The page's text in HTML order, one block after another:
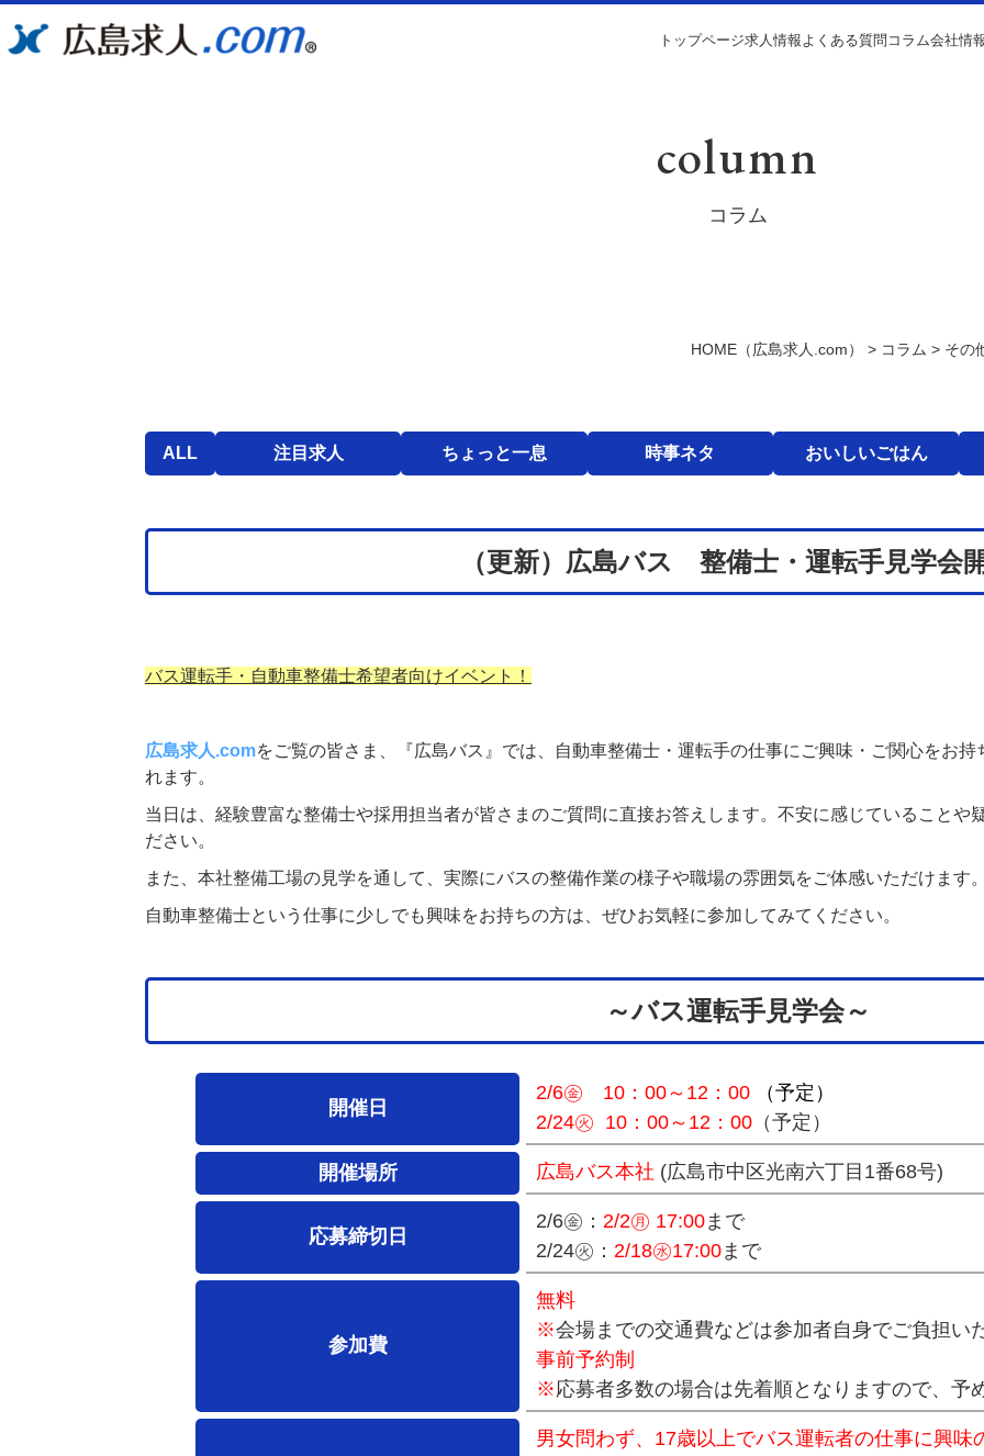
トップページ求人情報よくある質問 コラム会社情
column
コラム
HOME （広島求人.com） > コラム > その
ALL 注目求人 ちょっと一息 時事ネタ おいしいごはん
（更新）広島バス 整備士・運転手見学会
バス運転手・自動車整備士希望者向けイベント！
広島求人.comをご覧の皆さま、
『広島バス』では、自動車整備士・運転手の仕事にご興味・ご関心をお
れます。
当日は、経験豊富な整備士や採用担当者が皆さまのご質問に直接お答えします。不安に感じていることや
ださい。
また、本社整備工場の見学を通して、実際にバスの整備作業の様子や職場の雰囲気をご体感いただけます。
自動車整備士という仕事に少しでも興味をお持ちの方は、ぜひお気軽に参加してみてください。
～バス運転手見学会～
開催日
2/6㊎ 10：00～12：00
（予定）
2/24㊋ 10：00～12：00 （予定）
開催場所 広島バス本社 (広島市中区光南六丁目1番68号)
応募締切日
2/6㊎： 2/2㊊ 17:00まで
2/24㊋： 2/18㊌17:00まで
参加費
無料
※会場までの交通費などは参加者自身でご負担い
事前予約制
※応募者多数の場合は先着順となりますので、予
男女問わず、17歳以上でバス運転者の仕事に興味